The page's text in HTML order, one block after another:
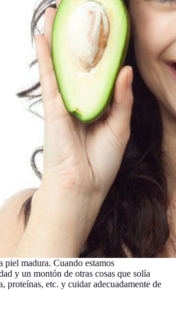
piel madura. Cuando estamos
y un montón de otras cosas que solía
proteínas, etc. y cuidar adecuadamente de